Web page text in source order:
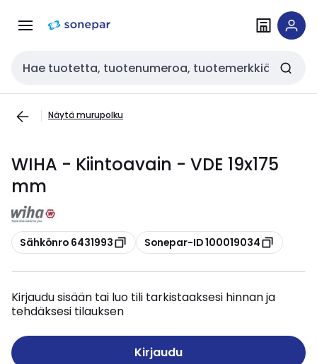
navigointiinsisältöön
Haku
Näytä murupolku
WIHA - Kiintoavain - VDE 19x175
mm
Kopioi
Sähkönro 6431993 Kopioi
Sonepar-ID 100019034
Kirjaudu sisään tai luo tili tarkistaaksesi hinnan ja
tehdäksesi tilauksen
Kirjaudu